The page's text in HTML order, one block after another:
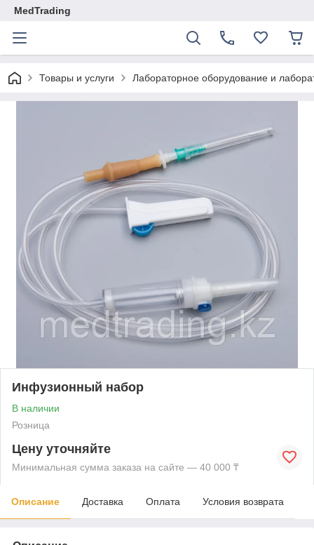
MedTrading
Товары и услуги Лабораторное оборудование и
Инфузионный набор
В наличии
Розница
Цену уточняйте
Минимальная сумма заказа на сайте — 40 000 ₸
Описание Доставка Оплата Условия возврата